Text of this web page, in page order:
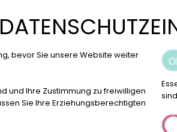
bevor Sie unsere Website weiter
und Ihre Zustimmung zu freiwilligen
Sie Ihre Erziehungsberechtigten